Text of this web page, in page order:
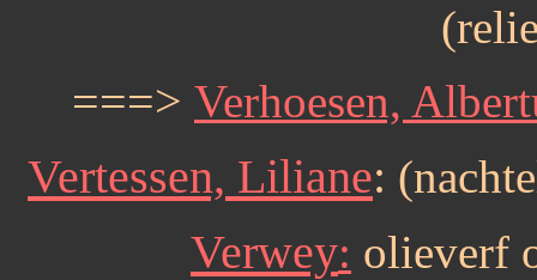
===> Verhoesen,
Vertessen, Liliane:
Verwey: olieverf